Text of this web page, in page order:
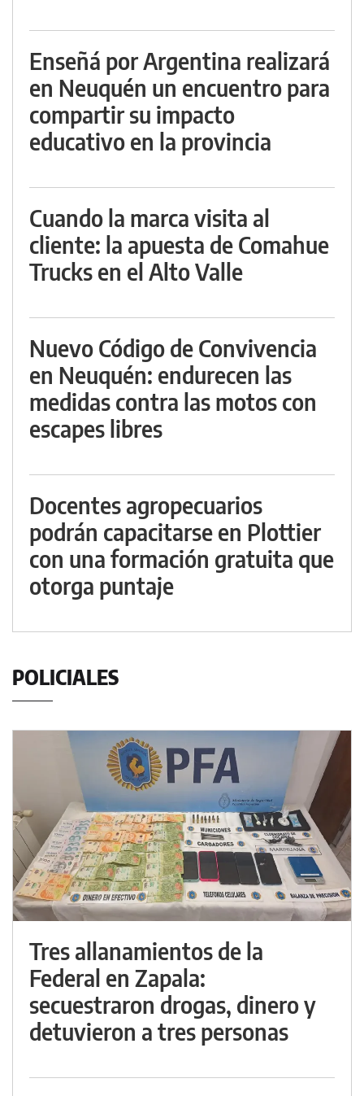
Enseñá por Argentina realizará
en Neuquén un encuentro para
compartir su impacto
educativo en la provincia
Cuando la marca visita al
cliente: la apuesta de Comahue
Trucks en el Alto Valle
Nuevo Código de Convivencia
en Neuquén: endurecen las
medidas contra las motos con
escapes libres
Docentes agropecuarios
podrán capacitarse en Plottier
con una formación gratuita que
otorga puntaje
POLICIALES
Tres allanamientos de la
Federal en Zapala:
secuestraron drogas, dinero y
detuvieron a tres personas